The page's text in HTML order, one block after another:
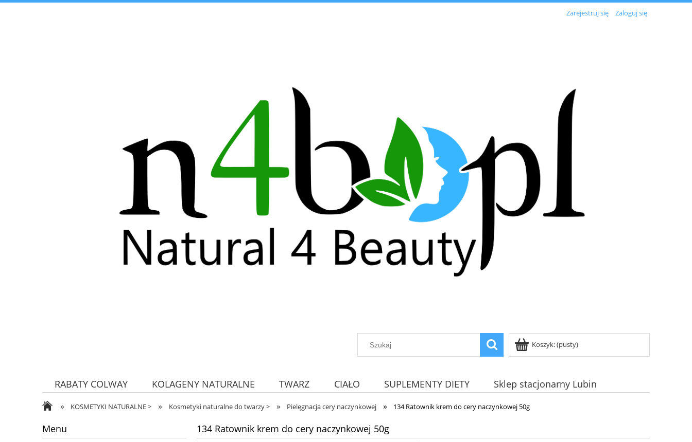
Zarejestruj się Zaloguj się
Koszyk:(pusty)
RABATY COLWAY KOLAGENY NATURALNE TWARZ CIAŁO SUPLEMENTY DIETY
Sklep stacjonarny Lubin
ZDROWA ŻYWNOŚĆ
» KOSMETYKI NATURALNE > » Kosmetyki naturalne do twarzy > » Pielęgnacja cery naczynkowej » 134 Ratownik krem do cery naczynkowej 50g
Menu 134 Ratownik krem do cery naczynkowej 50g